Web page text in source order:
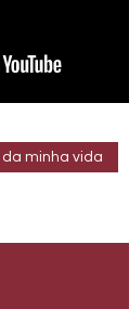
minha vida